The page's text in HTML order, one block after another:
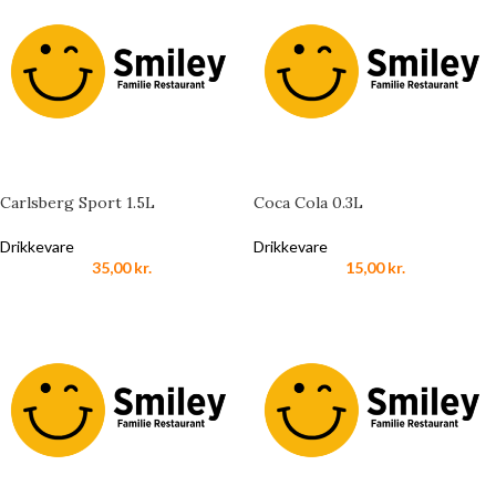
Carlsberg Sport 1.5L
Drikkevare
35,00kr.
Coca Cola 0.3L
Drikkevare
15,00kr.